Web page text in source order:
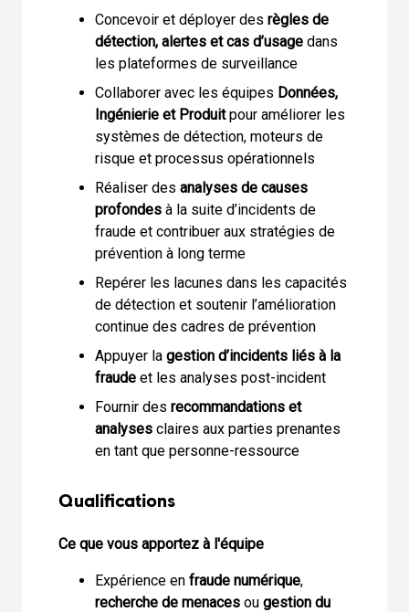
Concevoir et déployer des règles de
détection, alertes et cas d’usage dans
les plateformes de surveillance
Collaborer avec les équipes Données,
Ingénierie et Produitpour améliorer les
systèmes de détection, moteurs de
risque et processus opérationnels
Réaliser des analyses de causes
profondes à la suite d’incidents de
fraude et contribuer aux stratégies de
prévention à long terme
Repérer les lacunes dans les capacités
de détection et soutenir l’amélioration
continue des cadres de prévention
Appuyer la gestion d’incidents liés à la
fraude et les analyses post-incident
Fournir des recommandations et
analyses claires aux parties prenantes
en tant que personne-ressource
Qualifications
Ce que vous apportez à l'équipe
Expérience en fraude numérique,
recherche de menaces ou gestion du